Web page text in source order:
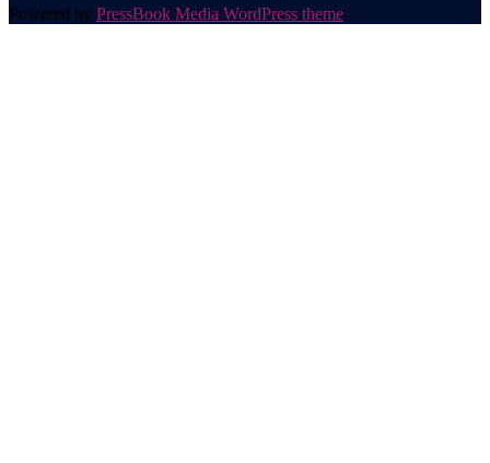
Powered by PressBook Media WordPress theme